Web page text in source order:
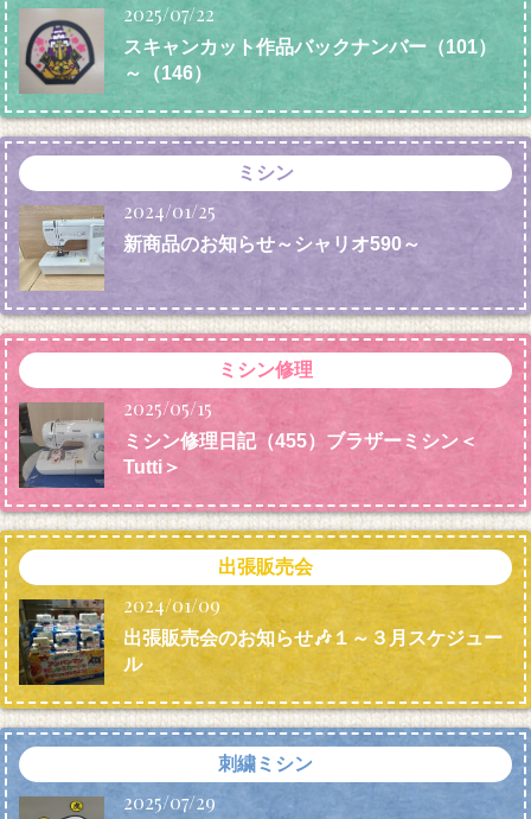
2025/07/22
スキャンカット作品バックナンバー（101）
～（146）
ミシン
2024/01/25
新商品のお知らせ～シャリオ590～
ミシン修理
2025/05/15
ミシン修理日記（455）ブラザーミシン＜
Tutti＞
出張販売会
2024/01/09
出張販売会のお知らせ🎶１～３月スケジュー
ル
刺繍ミシン
2025/07/29